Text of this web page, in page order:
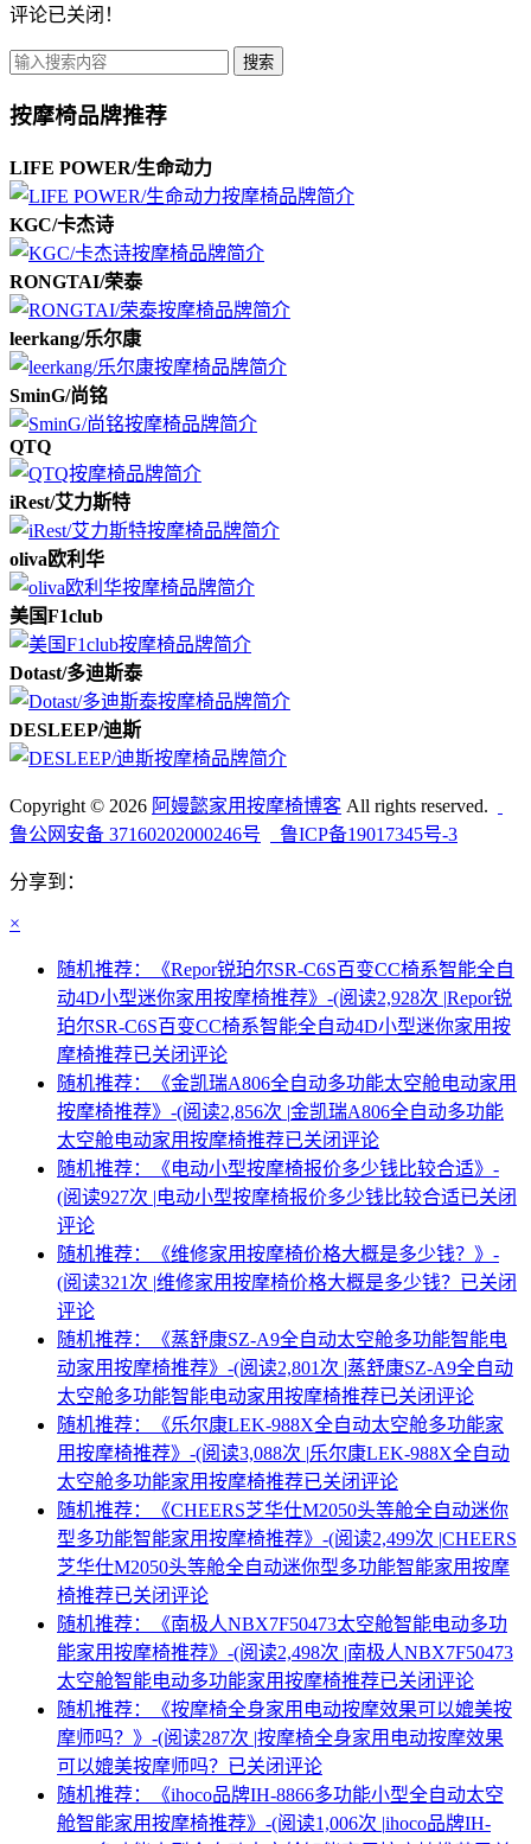
评论已关闭！
搜索
按摩椅品牌推荐
LIFE POWER/生命动力
KGC/卡杰诗
RONGTAI/荣泰
leerkang/乐尔康
SminG/尚铭
QTQ
iRest/艾力斯特
oliva欧利华
美国F1club
Dotast/多迪斯泰
DESLEEP/迪斯
Copyright © 2026 阿嫚懿家用按摩椅博客 All rights reserved.
鲁公网安备 37160202000246号
鲁ICP备19017345号-3
分享到：
×
随机推荐：《Repor锐珀尔SR-C6S百变CC椅系智能全自
动4D小型迷你家用按摩椅推荐》-(阅读2,928次 |Repor锐
珀尔SR-C6S百变CC椅系智能全自动4D小型迷你家用按
摩椅推荐已关闭评论
随机推荐：《金凯瑞A806全自动多功能太空舱电动家用
按摩椅推荐》-(阅读2,856次 |金凯瑞A806全自动多功能
太空舱电动家用按摩椅推荐已关闭评论
随机推荐：《电动小型按摩椅报价多少钱比较合适》-
(阅读927次 |电动小型按摩椅报价多少钱比较合适已关闭
评论
随机推荐：《维修家用按摩椅价格大概是多少钱？》-
(阅读321次 |维修家用按摩椅价格大概是多少钱？ 已关闭
评论
随机推荐：《蒸舒康SZ-A9全自动太空舱多功能智能电
动家用按摩椅推荐》-(阅读2,801次 |蒸舒康SZ-A9全自动
太空舱多功能智能电动家用按摩椅推荐已关闭评论
随机推荐：《乐尔康LEK-988X全自动太空舱多功能家
用按摩椅推荐》-(阅读3,088次 |乐尔康LEK-988X全自动
太空舱多功能家用按摩椅推荐已关闭评论
随机推荐：《CHEERS芝华仕M2050头等舱全自动迷你
型多功能智能家用按摩椅推荐》-(阅读2,499次 |CHEERS
芝华仕M2050头等舱全自动迷你型多功能智能家用按摩
椅推荐已关闭评论
随机推荐：《南极人NBX7F50473太空舱智能电动多功
能家用按摩椅推荐》-(阅读2,498次 |南极人NBX7F50473
太空舱智能电动多功能家用按摩椅推荐已关闭评论
随机推荐：《按摩椅全身家用电动按摩效果可以媲美按
摩师吗？》-(阅读287次 |按摩椅全身家用电动按摩效果
可以媲美按摩师吗？ 已关闭评论
随机推荐：《ihoco品牌IH-8866多功能小型全自动太空
舱智能家用按摩椅推荐》-(阅读1,006次 |ihoco品牌IH-